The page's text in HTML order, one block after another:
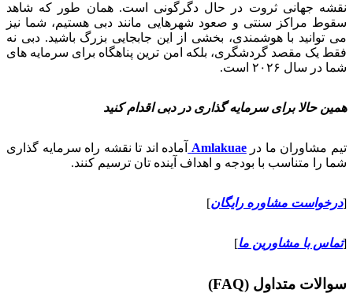
نقشه جهانی ثروت در حال دگرگونی است. همان طور که شاهد
سقوط مراکز سنتی و صعود شهرهایی مانند دبی هستیم، شما نیز
می توانید با هوشمندی، بخشی از این جابجایی بزرگ باشید. دبی نه
فقط یک مقصد گردشگری، بلکه امن ترین پناهگاه برای سرمایه های
شما در سال ۲۰۲۶ است.
همین حالا برای سرمایه گذاری در دبی اقدام کنید
تیم مشاوران ما درAmlakuae
آماده اند تا نقشه راه سرمایه گذاری
شما را متناسب با بودجه و اهداف آینده تان ترسیم کنند.
[درخواست مشاوره رایگان]
[تماس با مشاورین ما]
سوالات متداول (FAQ)